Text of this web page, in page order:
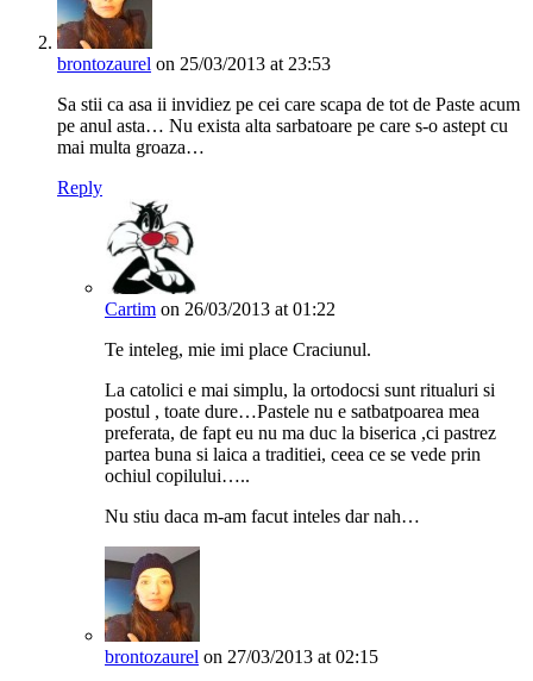
brontozaurel on 25/03/2013 at 23:53
Sa stii ca asa ii invidiez pe cei care scapa de tot de Paste acum
pe anul asta… Nu exista alta sarbatoare pe care s-o astept cu
mai multa groaza…
Reply
Cartim on 26/03/2013 at 01:22
Te inteleg, mie imi place Craciunul.
La catolici e mai simplu, la ortodocsi sunt ritualuri si
postul , toate dure…Pastele nu e satbatpoarea mea
preferata, de fapt eu nu ma duc la biserica ,ci pastrez
partea buna si laica a traditiei, ceea ce se vede prin
ochiul copilului…..
Nu stiu daca m-am facut inteles dar nah…
brontozaurel on 27/03/2013 at 02:15